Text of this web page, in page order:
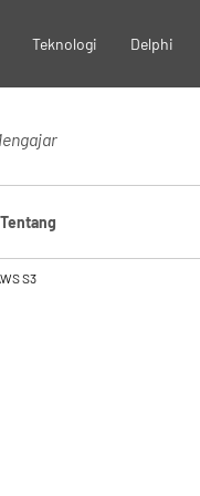
Teknologi Delphi
Tentang
S3